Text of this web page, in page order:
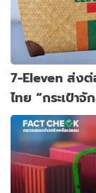
7-Eleven ส่ง
ไทย “กระเป๋า
Edition"